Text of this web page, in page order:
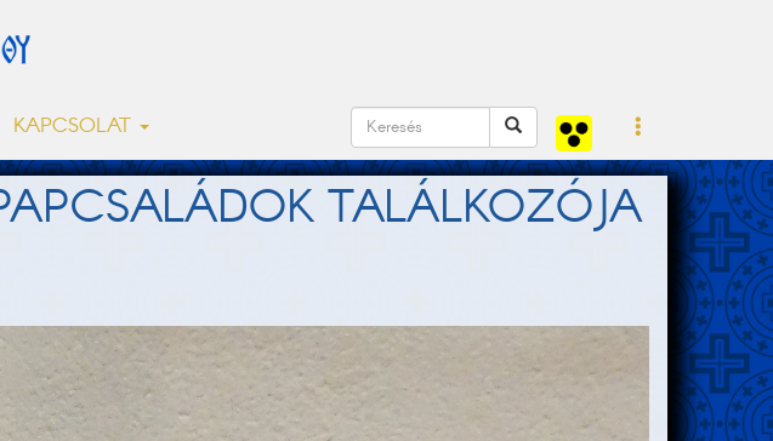
KAPCSOLAT
TALÁLKOZÓJA